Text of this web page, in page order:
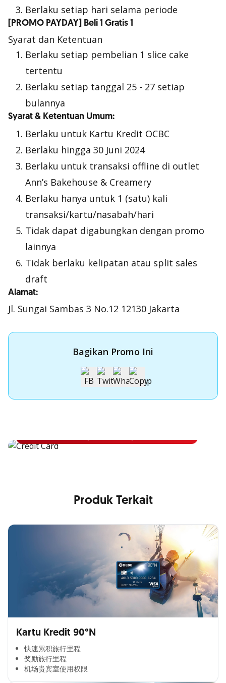
Berlaku setiap hari selama periode
[PROMO PAYDAY] Beli 1 Gratis 1
Syarat dan Ketentuan
Berlaku setiap pembelian 1 slice cake
tertentu
Berlaku setiap tanggal 25 - 27 setiap
bulannya
Syarat & Ketentuan Umum:
Berlaku untuk Kartu Kredit OCBC
Berlaku hingga 30 Juni 2024
Berlaku untuk transaksi offline di outlet
Ann’s Bakehouse & Creamery
Berlaku hanya untuk 1 (satu) kali
transaksi/kartu/nasabah/hari
Tidak dapat digabungkan dengan promo
lainnya
Tidak berlaku kelipatan atau split sales
draft
Alamat:
Jl. Sungai Sambas 3 No.12 12130 Jakarta
Bagikan Promo Ini
Apply Kartu Kredit OCBC NISP
Produk Terkait
Kartu Kredit 90°N
快速累积旅行里程​
奖励旅行里程​
机场贵宾室使用权限​